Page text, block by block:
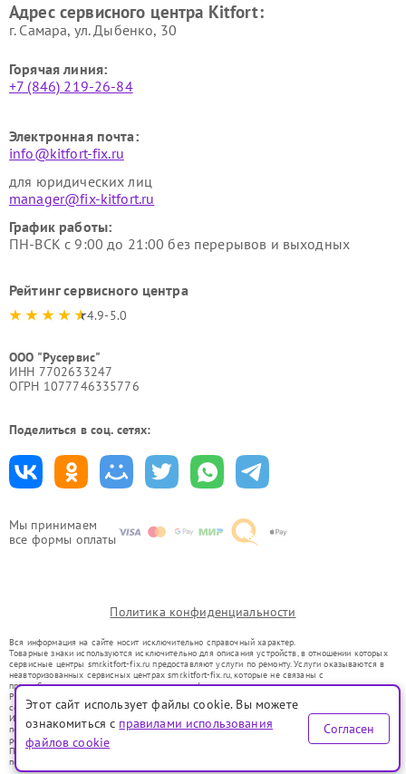
Мы принимаем
все формы оплаты
Kitfort
Kitfort
Адрес сервисного центра Kitfort:
г. Самара, ул. Дыбенко, 30
Горячая линия:
+7 (846) 219-26-84
Электронная почта:
info@kitfort-fix.ru
для юридических лиц
manager@fix-kitfort.ru
График работы:
ПН-ВСК с 9:00 до 21:00 без перерывов и выходных
Рейтинг сервисного центра
4.9-5.0
ООО "Русервис"
ИНН 7702633247
ОГРН 1077746335776
Поделиться в соц. сетях:
Политика конфиденциальности
Вся информация на сайте носит исключительно справочный характер.
Товарные знаки используются исключительно для описания устройств, в отношении которых
сервисные центры smr.kitfort-fix.ru предоставляют услуги по ремонту. Услуги оказываются в
неавторизованных сервисных центрах smr.kitfort-fix.ru, которые не связаны с
правообладателями товарных знаков или их официальными представителями.
Ремонт осуществляется для устройств, уже введенных в гражданский оборот в соответствии
со статьей 1487 ГК РФ.
Использование товарных знаков не преследует цели индивидуализации услуг или введения
потребителей в заблуждение, а служит для информирования о предоставляемых услугах по
ремонту техники указанных брендов.
Представленная на сайте информация не является публичной офертой, определяемой
положениями Статьи 437(2) Гражданского кодекса РФ
Этот сайт использует файлы cookie. Вы можете
ознакомиться с правилами использования
файлов cookie
Согласен